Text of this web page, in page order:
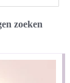
zoeken